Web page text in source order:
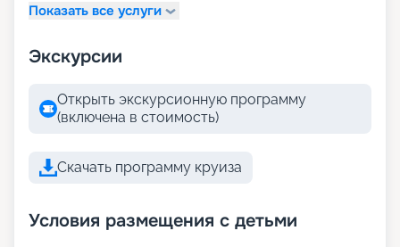
Показать все услуги
Экскурсии
Открыть экскурсионную программу
(включена в стоимость)
Скачать программу круиза
Условия размещения с детьми